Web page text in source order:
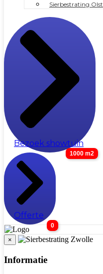
Sierbestrating Olst
Bezoek showtuin
1000 m2
Offerte
0
×
Informatie